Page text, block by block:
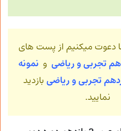
دعوت میکنیم از پست های
تجربی و ریاضی و نمونه
تجربی و ریاضی بازدید
نمایید.